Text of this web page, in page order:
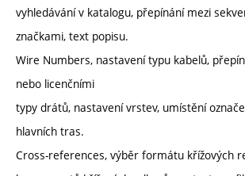
vyhledávání v katalogu, přepínání mezi
značkami, text popisu.
Wire Numbers, nastavení typu kabelů,
nebo licenčními
typy drátů, nastavení vrstev, umístění
hlavních tras.
Cross-references, výběr formátu křížových